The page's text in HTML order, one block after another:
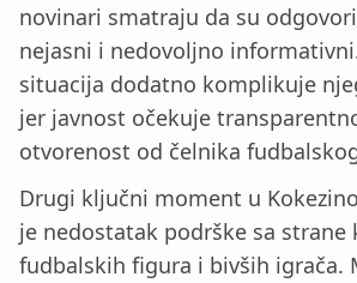
novinari smatraju da su
nejasni i nedovoljno
situacija dodatno komplikuje
jer javnost očekuje
otvorenost od čelnika
Drugi ključni moment u
je nedostatak podrške sa strane
fudbalskih figura i bivših igrača.